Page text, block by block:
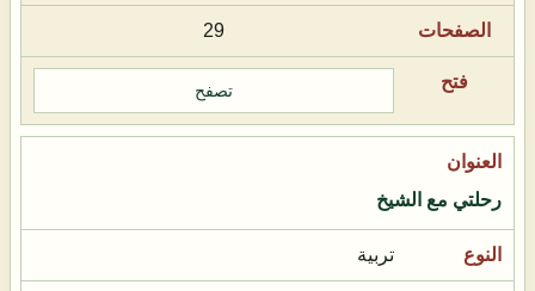
29
تصفح
رحلتي مع الشيخ
تربية